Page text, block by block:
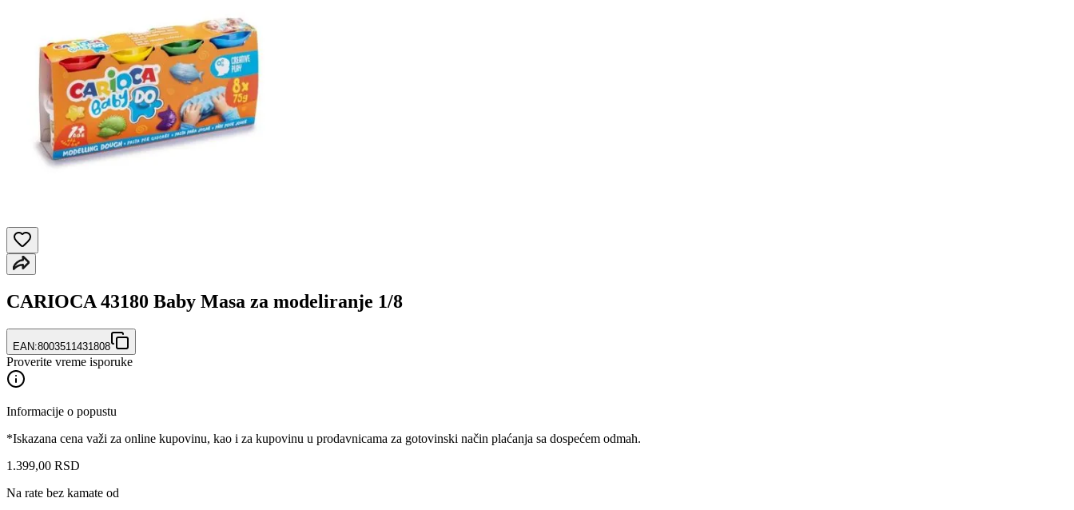
CARIOCA 43180 Baby Masa za modeliranje 1/8
EAN:8003511431808
Proverite vreme isporuke
Informacije o popustu
*Iskazana cena važi za online kupovinu, kao i za kupovinu u prodavnicama za gotovinski način plaćanja sa dospećem odmah.
1.399,00 RSD
Na rate bez kamate od